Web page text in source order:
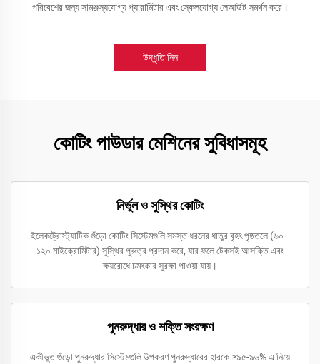
পরিবেশের জন্য সামঞ্জস্যযোগ্য প্যারামিটার এবং স্কেলযোগ্য লেআউট সমর্থন করে।
উদ্ধৃতি নিন
কোটিং পাউডার মেশিনের সুবিধাসমূহ
নির্ভুল ও সুস্থির কোটিং
ইলেকট্রোস্ট্যাটিক গুঁড়ো কোটিং সিস্টেমগুলি সমস্ত ধরনের ধাতুর বৃহৎ পৃষ্ঠতলে (৬০–
১২০ মাইক্রোমিটার) সুস্থির পুরুত্ব প্রদান করে, যার ফলে টেকসই আসক্তি এবং
ক্ষয়রোধে চমৎকার সুরক্ষা পাওয়া যায়।
পুনরুদ্ধার ও শক্তি সংরক্ষণ
একীভূত গুঁড়ো পুনরুদ্ধার সিস্টেমগুলি উপকরণ পুনরুদ্ধারের হারকে ≥৯৫-৯৬% এ নিয়ে